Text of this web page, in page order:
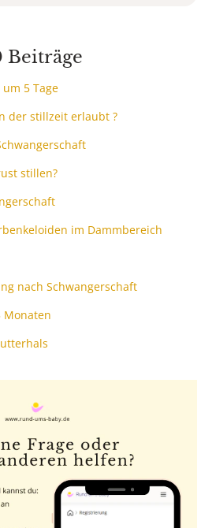
Beiträge
um 5 Tage
der stillzeit erlaubt ?
stillen?
im Dammbereich
nach Schwangerschaft
Monaten